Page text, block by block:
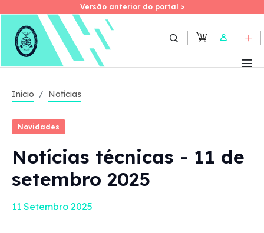
Skip
Versão anterior do portal >
Versão anterior do portal >
User
Início Notícias
Novidades
Notícias técnicas - 11 de
setembro 2025
11 Setembro 2025